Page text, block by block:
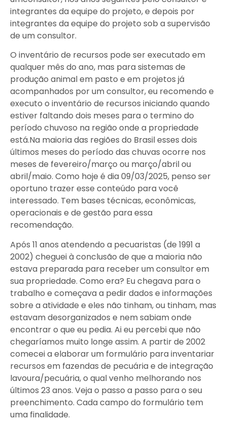
integrantes da equipe do projeto, e depois por
integrantes da equipe do projeto sob a supervisão
de um consultor.
O inventário de recursos pode ser executado em
qualquer mês do ano, mas para sistemas de
produção animal em pasto e em projetos já
acompanhados por um consultor, eu recomendo e
executo o inventário de recursos iniciando quando
estiver faltando dois meses para o termino do
período chuvoso na região onde a propriedade
está.Na maioria das regiões do Brasil esses dois
últimos meses do período das chuvas ocorre nos
meses de fevereiro/março ou março/abril ou
abril/maio. Como hoje é dia 09/03/2025, penso ser
oportuno trazer esse conteúdo para você
interessado. Tem bases técnicas, econômicas,
operacionais e de gestão para essa
recomendação.
Após 11 anos atendendo a pecuaristas (de 1991 a
2002) cheguei à conclusão de que a maioria não
estava preparada para receber um consultor em
sua propriedade. Como era? Eu chegava para o
trabalho e começava a pedir dados e informações
sobre a atividade e eles não tinham, ou tinham, mas
estavam desorganizados e nem sabiam onde
encontrar o que eu pedia. Ai eu percebi que não
chegaríamos muito longe assim. A partir de 2002
comecei a elaborar um formulário para inventariar
recursos em fazendas de pecuária e de integração
lavoura/pecuária, o qual venho melhorando nos
últimos 23 anos. Veja o passo a passo para o seu
preenchimento. Cada campo do formulário tem
uma finalidade.